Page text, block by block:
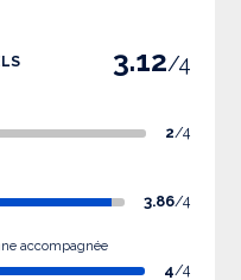
3.12/4
2/4
3.86/4
accompagnée
4/4